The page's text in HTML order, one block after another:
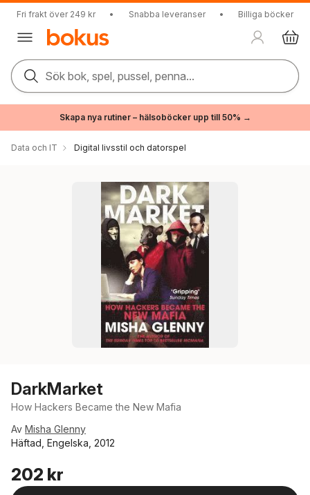
Fri frakt över 249 kr • Snabba leveranser • Billiga böcker
Sök bok, spel, pussel, penna...
Skapa nya rutiner – hälsoböcker upp till 50% →
Data och IT Digital livsstil och datorspel
DarkMarket
How Hackers Became the New Mafia
Av Misha Glenny
Häftad, Engelska, 2012
202 kr